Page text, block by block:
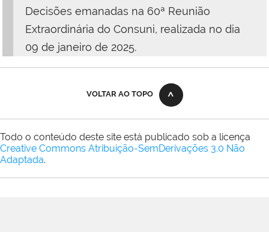
Decisões emanadas na 60ª Reunião
Extraordinária do Consuni, realizada no dia
09 de janeiro de 2025.
VOLTAR AO TOPO
Todo o conteúdo deste site está publicado sob a licença
Creative Commons Atribuição-SemDerivações 3.0 Não
Adaptada.